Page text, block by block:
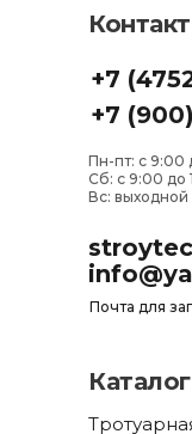
Пн-пт: с 9:00
Сб: с 9:00 до
Вс: выходной
+7
Почта для
+7